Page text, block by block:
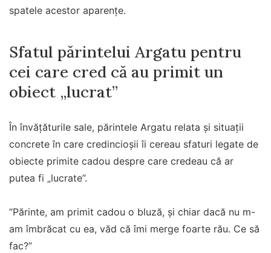
spatele acestor aparențe.
Sfatul părintelui Argatu pentru
cei care cred că au primit un
obiect „lucrat”
În învățăturile sale, părintele Argatu relata și situații
concrete în care credincioșii îi cereau sfaturi legate de
obiecte primite cadou despre care credeau că ar
putea fi „lucrate”.
“Părinte, am primit cadou o bluză, și chiar dacă nu m-
am îmbrăcat cu ea, văd că îmi merge foarte rău. Ce să
fac?”